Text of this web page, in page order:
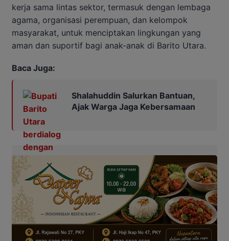
kerja sama lintas sektor, termasuk dengan lembaga
agama, organisasi perempuan, dan kelompok
masyarakat, untuk menciptakan lingkungan yang
aman dan suportif bagi anak-anak di Barito Utara.
Baca Juga:
Shalahuddin Salurkan Bantuan,
Ajak Warga Jaga Kebersamaan